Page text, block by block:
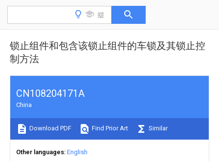
锁止组件和包含该锁止组件的车锁及其锁止控
制方法
CN108204171A
China
Download PDF Find Prior Art Similar
Other languages English